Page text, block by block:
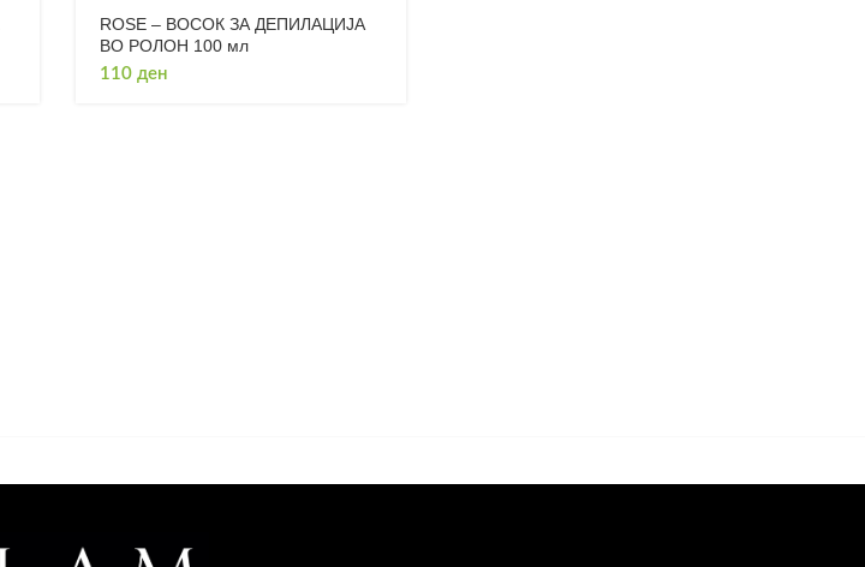
ROSE – ВОСОК ЗА ДЕПИЛАЦИЈА
ВО РОЛОН 100 мл
110 ден